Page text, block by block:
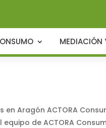
MEDIACIÓN
Aragón ACTORA
de ACTORA